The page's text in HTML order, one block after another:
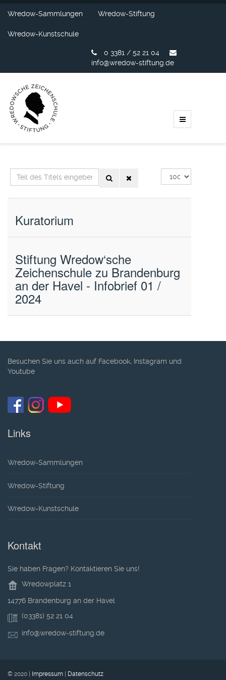
Wredow-Sammlungen Wredow-Stiftung
Wredow-Kunstschule
0 3381 / 52 21 04
info@wredow-stiftung.de
Teil
des
Anzeige
#
Kuratorium
Stiftung Wredow‘sche
Zeichenschule zu Brandenburg
an der Havel - Infobrief 01 /
2024
Besuchen Sie uns auch auf Facebook, Instagram und
Youtube
Links
Wredow-Sammlungen
Wredow-Stiftung
Wredow-Kunstschule
Kontakt
Sie haben Fragen? Kontaktieren Sie uns!
Wredowplatz 1
14776 Brandenburg an der Havel
(03381) 52 21 04
info@wredow-stiftung.de
© 2020 | Impressum | Datenschutz